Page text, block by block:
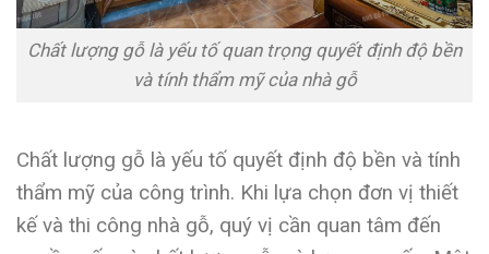
Chất lượng gỗ là yếu tố quan trọng quyết định độ bền
và tính thẩm mỹ của nhà gỗ
Chất lượng gỗ là yếu tố quyết định độ bền và tính
thẩm mỹ của công trình. Khi lựa chọn đơn vị thiết
kế và thi công nhà gỗ, quý vị cần quan tâm đến